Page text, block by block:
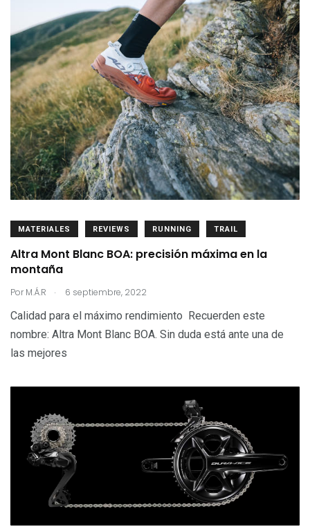
MATERIALES REVIEWS RUNNING TRAIL
Altra Mont Blanc BOA: precisión máxima en la
montaña
Por M.Á.R . 6 septiembre, 2022
Calidad para el máximo rendimiento Recuerden este
nombre: Altra Mont Blanc BOA. Sin duda está ante una de
las mejores